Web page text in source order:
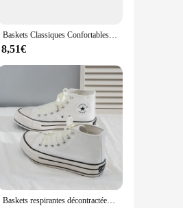
Baskets Classiques Confortables et Décontractées pour Homme, Chaussures en Toile Plates Noires Durables, Nouvelle Collection 2024
8,51€
Baskets respirantes décontractées pour hommes et femmes, chaussures de tennis pour couple, chaussures de tennis confortables, sports de plein air